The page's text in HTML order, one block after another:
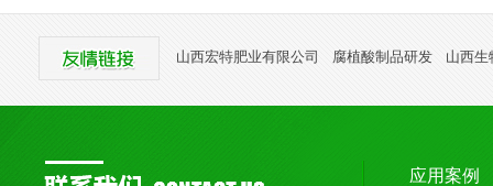
山西宏特肥业有限公司 腐植酸制品研发 山西生
应用案例